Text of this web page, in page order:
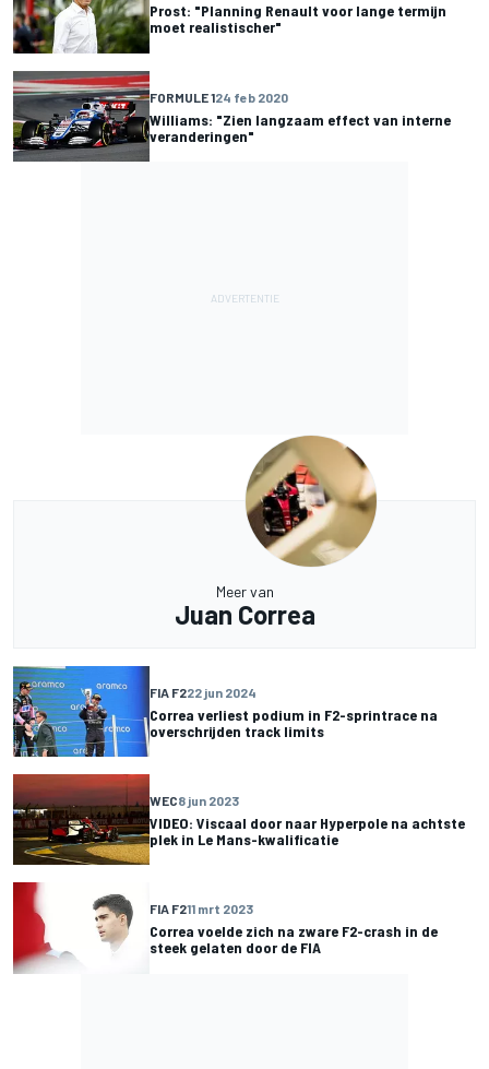
Prost: "Planning Renault voor lange termijn
moet realistischer"
FORMULE 124 feb 2020
Williams: "Zien langzaam effect van interne
veranderingen"
Meer van
Juan Correa
FIA F222 jun 2024
Correa verliest podium in F2-sprintrace na
overschrijden track limits
WEC8 jun 2023
VIDEO: Viscaal door naar Hyperpole na achtste
plek in Le Mans-kwalificatie
FIA F211 mrt 2023
Correa voelde zich na zware F2-crash in de
steek gelaten door de FIA